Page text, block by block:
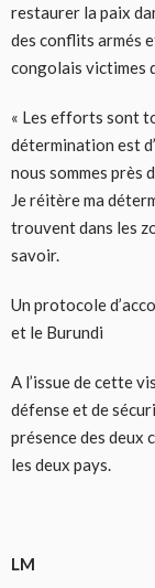
restaurer la paix
des conflits armés
congolais victimes
« Les efforts sont
détermination est
nous sommes près
Je réitère ma
trouvent dans les
savoir.
Un protocole
et le Burundi
A l’issue de cette
défense et de
présence des deux
les deux pays.
LM